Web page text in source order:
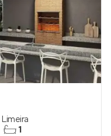
Limeira
1